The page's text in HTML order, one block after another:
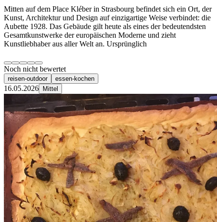
Mitten auf dem Place Kléber in Strasbourg befindet sich ein Ort, der
Kunst, Architektur und Design auf einzigartige Weise verbindet: die
Aubette 1928. Das Gebäude gilt heute als eines der bedeutendsten
Gesamtkunstwerke der europäischen Moderne und zieht
Kunstliebhaber aus aller Welt an. Ursprünglich
Noch nicht bewertet
reisen-outdoor essen-kochen
16.05.2026 Mittel